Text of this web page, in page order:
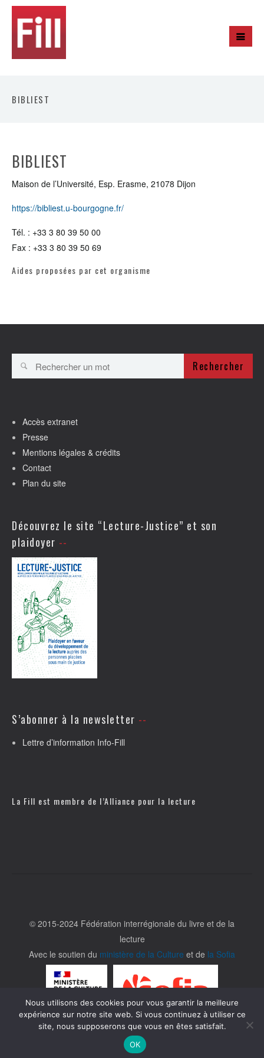
BIBLIEST
BIBLIEST
Maison de l’Université, Esp. Erasme, 21078 Dijon
https://bibliest.u-bourgogne.fr/
Tél. : +33 3 80 39 50 00
Fax : +33 3 80 39 50 69
Aides proposées par cet organisme
Rechercher
Accès extranet
Presse
Mentions légales & crédits
Contact
Plan du site
Découvrez le site “Lecture-Justice” et son
plaidoyer
S’abonner à la newsletter
Lettre d’information Info-Fill
La Fill est membre de l’Alliance pour la lecture
© 2015-2024 Fédération interrégionale du livre et de la
lecture
Avec le soutien du ministère de la Culture et de la Sofia
Nous utilisons des cookies pour vous garantir la meilleure
expérience sur notre site web. Si vous continuez à utiliser ce
site, nous supposerons que vous en êtes satisfait.
OK